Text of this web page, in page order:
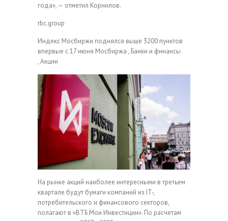
года», — отметил Корнилов.
rbc.group
Индекс Мосбиржи поднялся выше 3200 пунктов
впервые с 17 июня Мосбиржа , Банки и финансы
, Акции
На рынке акций наиболее интересными в третьем
квартале будут бумаги компаний из IT-,
потребительского и финансового секторов,
полагают в «ВТБ Мои Инвестиции». По расчетам